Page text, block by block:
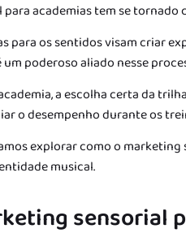
academias tem se tornado
para os sentidos visam criar
um poderoso aliado nesse
a escolha certa da
o desempenho durante os
explorar como o
musical.
sensorial